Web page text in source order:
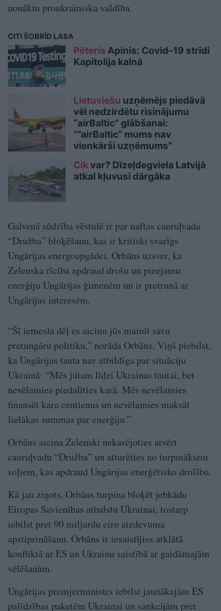
nonāktu proukrainiska valdība.
CITI ŠOBRĪD LASA
Pēteris Apinis: Covid–19 strīdi
Kapitolija kalnā
Lietuviešu uzņēmējs piedāvā
vēl nedzirdētu risinājumu
“airBaltic” glābšanai:
“”airBaltic” mums nav
vienkārši uzņēmums”
Cikvar? Dīzeļdegviela Latvijā
atkal kļuvusi dārgāka
Galvenā sūdzība vēstulē ir par naftas cauruļvada
“Družba” bloķēšanu, kas ir kritiski svarīgs
Ungārijas energoapgādei. Orbāns uzsver, ka
Zelenska rīcība apdraud drošu un pieejamu
enerģiju Ungārijas ģimenēm un ir pretrunā ar
Ungārijas interesēm.
“Šī iemesla dēļ es aicinu jūs mainīt savu
pretungāru politiku,” norāda Orbāns. Viņš piebilst,
ka Ungārijas tauta nav atbildīga par situāciju
Ukrainā: “Mēs jūtam līdzi Ukrainas tautai, bet
nevēlamies piedalīties karā. Mēs nevēlamies
finansēt kara centienus un nevēlamies maksāt
lielākas summas par enerģiju.”
Orbāns aicina Zelenski nekavējoties atvērt
cauruļvadu “Družba” un atturēties no turpmākiem
soļiem, kas apdraud Ungārijas enerģētisko drošību.
Kā jau ziņots, Orbāns turpina bloķēt jebkādu
Eiropas Savienības atbalstu Ukrainai, tostarp
iebilst pret 90 miljardu eiro aizdevuma
apstiprināšanu. Orbāns ir iesaistījies atklātā
konfliktā ar ES un Ukrainu saistībā ar gaidāmajām
vēlēšanām.
Ungārijas premjerministrs iebilst jaunākajām ES
palīdzības paketēm Ukrainai un sankcijām pret